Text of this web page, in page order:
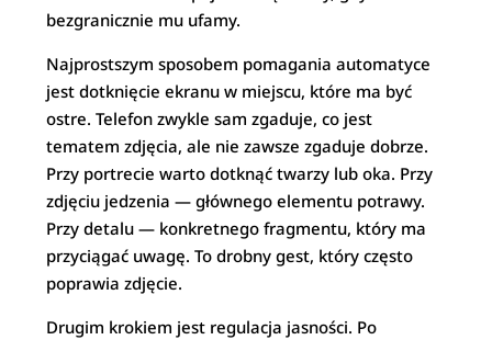
bezgranicznie mu ufamy.
Najprostszym sposobem pomagania automatyce
jest dotknięcie ekranu w miejscu, które ma być
ostre. Telefon zwykle sam zgaduje, co jest
tematem zdjęcia, ale nie zawsze zgaduje dobrze.
Przy portrecie warto dotknąć twarzy lub oka. Przy
zdjęciu jedzenia — głównego elementu potrawy.
Przy detalu — konkretnego fragmentu, który ma
przyciągać uwagę. To drobny gest, który często
poprawia zdjęcie.
Drugim krokiem jest regulacja jasności. Po